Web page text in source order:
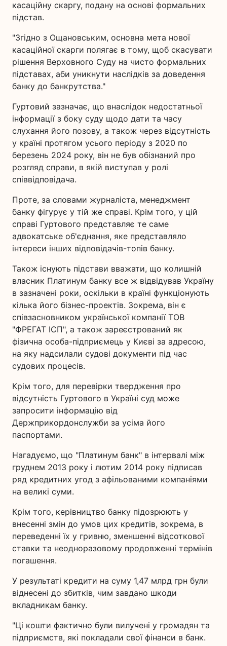
касаційну скаргу, подану на основі формальних
підстав.
"Згідно з Ощановським, основна мета нової
касаційної скарги полягає в тому, щоб скасувати
рішення Верховного Суду на чисто формальних
підставах, аби уникнути наслідків за доведення
банку до банкрутства."
Гуртовий зазначає, що внаслідок недостатньої
інформації з боку суду щодо дати та часу
слухання його позову, а також через відсутність
у країні протягом усього періоду з 2020 по
березень 2024 року, він не був обізнаний про
розгляд справи, в якій виступав у ролі
співвідповідача.
Проте, за словами журналіста, менеджмент
банку фігурує у тій же справі. Крім того, у цій
справі Гуртового представляє те саме
адвокатське об'єднання, яке представляло
інтереси інших відповідачів-топів банку.
Також існують підстави вважати, що колишній
власник Платинум банку все ж відвідував Україну
в зазначені роки, оскільки в країні функціонують
кілька його бізнес-проектів. Зокрема, він є
співзасновником української компанії ТОВ
"ФРЕГАТ ІСП", а також зареєстрований як
фізична особа-підприємець у Києві за адресою,
на яку надсилали судові документи під час
судових процесів.
Крім того, для перевірки твердження про
відсутність Гуртового в Україні суд може
запросити інформацію від
Держприкордонслужби за усіма його
паспортами.
Нагадуємо, що "Платинум банк" в інтервалі між
груднем 2013 року і лютим 2014 року підписав
ряд кредитних угод з афільованими компаніями
на великі суми.
Крім того, керівництво банку підозрюють у
внесенні змін до умов цих кредитів, зокрема, в
переведенні їх у гривню, зменшенні відсоткової
ставки та неодноразовому продовженні термінів
погашення.
У результаті кредити на суму 1,47 млрд грн були
віднесені до збитків, чим завдано шкоди
вкладникам банку.
"Ці кошти фактично були вилучені у громадян та
підприємств, які покладали свої фінанси в банк.